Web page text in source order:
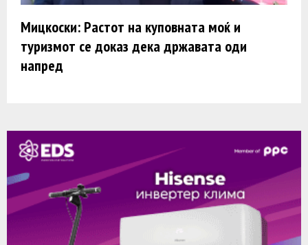
Мицкоски: Растот на куповната моќ и
туризмот се доказ дека државата оди
напред